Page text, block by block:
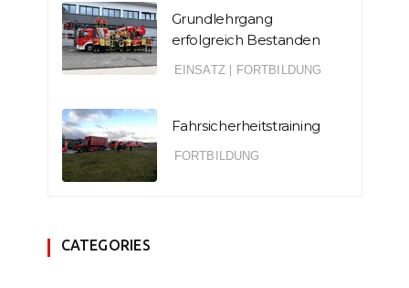
Grundlehrgang
erfolgreich Bestanden
EINSATZ FORTBILDUNG
Fahrsicherheitstraining
FORTBILDUNG
CATEGORIES